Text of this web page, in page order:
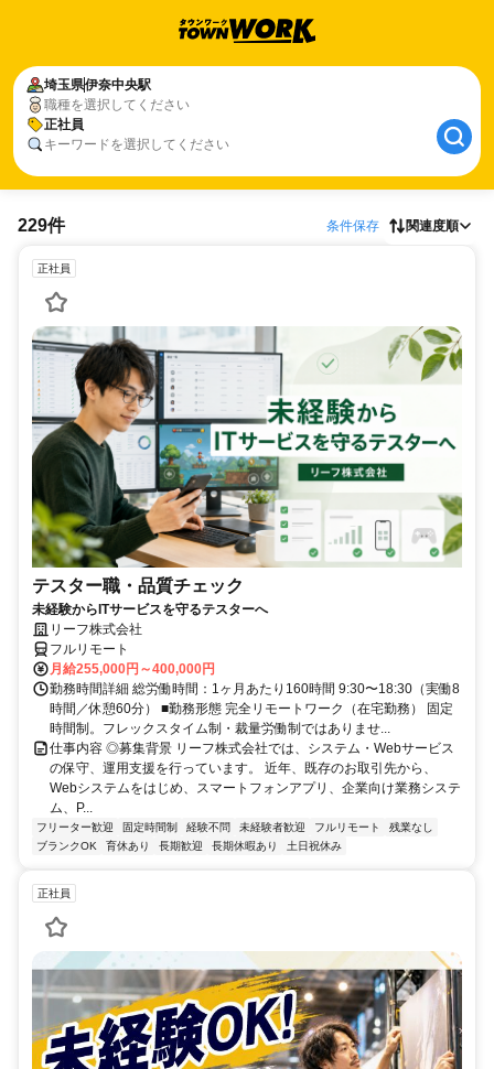
埼玉県伊奈中央駅
職種を選択してください
正社員
キーワードを選択してください
229件 条件保存 関連度順
正社員
テスター職・品質チェック
未経験からITサービスを守るテスターへ
リーフ株式会社
フルリモート
月給255,000円～400,000円
勤務時間詳細 総労働時間：1ヶ月あたり160時間 9:30〜18:30（実働8
時間／休憩60分） ■勤務形態 完全リモートワーク（在宅勤務） 固定
時間制。フレックスタイム制・裁量労働制ではありませ...
仕事内容 ◎募集背景 リーフ株式会社では、システム・Webサービス
の保守、運用支援を行っています。 近年、既存のお取引先から、
Webシステムをはじめ、スマートフォンアプリ、企業向け業務システ
ム、P...
フリーター歓迎 固定時間制 経験不問 未経験者歓迎 フルリモート
残業なし
ブランクOK
育休あり 長期歓迎 長期休暇あり 土日祝休み
正社員